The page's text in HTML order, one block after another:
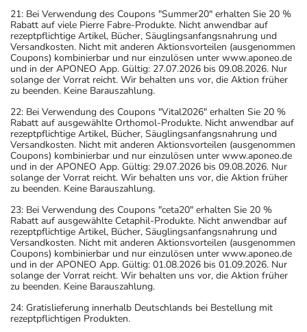
21: Bei Verwendung des Coupons "Summer20" erhalten Sie 20 %
Rabatt auf viele Pierre Fabre-Produkte. Nicht anwendbar auf
rezeptpflichtige Artikel, Bücher, Säuglingsanfangsnahrung und
Versandkosten. Nicht mit anderen Aktionsvorteilen (ausgenommen
Coupons) kombinierbar und nur einzulösen unter www.aponeo.de
und in der APONEO App. Gültig: 27.07.2026 bis 09.08.2026. Nur
solange der Vorrat reicht. Wir behalten uns vor, die Aktion früher
zu beenden. Keine Barauszahlung.
22: Bei Verwendung des Coupons "Vital2026" erhalten Sie 20 %
Rabatt auf ausgewählte Orthomol-Produkte. Nicht anwendbar auf
rezeptpflichtige Artikel, Bücher, Säuglingsanfangsnahrung und
Versandkosten. Nicht mit anderen Aktionsvorteilen (ausgenommen
Coupons) kombinierbar und nur einzulösen unter www.aponeo.de
und in der APONEO App. Gültig: 29.07.2026 bis 09.08.2026. Nur
solange der Vorrat reicht. Wir behalten uns vor, die Aktion früher
zu beenden. Keine Barauszahlung.
23: Bei Verwendung des Coupons "ceta20" erhalten Sie 20 %
Rabatt auf ausgewählte Cetaphil-Produkte. Nicht anwendbar auf
rezeptpflichtige Artikel, Bücher, Säuglingsanfangsnahrung und
Versandkosten. Nicht mit anderen Aktionsvorteilen (ausgenommen
Coupons) kombinierbar und nur einzulösen unter www.aponeo.de
und in der APONEO App. Gültig: 01.08.2026 bis 01.09.2026. Nur
solange der Vorrat reicht. Wir behalten uns vor, die Aktion früher
zu beenden. Keine Barauszahlung.
24: Gratislieferung innerhalb Deutschlands bei Bestellung mit
rezeptpflichtigen Produkten.